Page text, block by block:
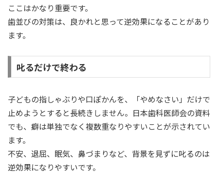
ここはかなり重要です。
歯並びの対策は、良かれと思って逆効果になることがあり
ます。
叱るだけで終わる
子どもの指しゃぶりや口ぽかんを、「やめなさい」だけで
止めようとすると長続きしません。日本歯科医師会の資料
でも、癖は単独でなく複数重なりやすいことが示されてい
ます。
不安、退屈、眠気、鼻づまりなど、背景を見ずに叱るのは
逆効果になりやすいです。